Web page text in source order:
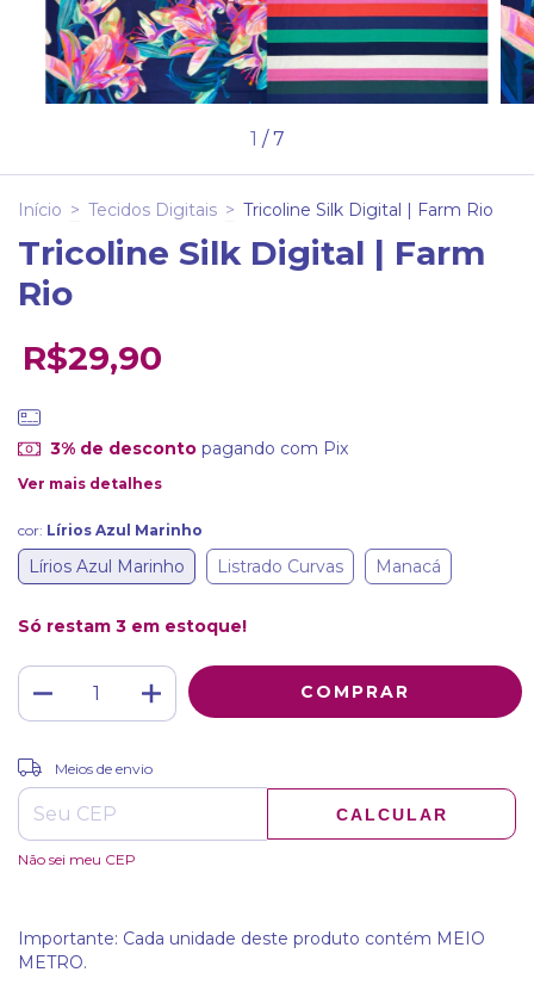
1 /7
Início > Tecidos Digitais > Tricoline Silk Digital | Farm Rio
Tricoline Silk Digital | Farm
Rio
R$29,90
3% de descontopagando com Pix
Ver mais detalhes
cor: Lírios Azul Marinho
Lírios Azul Marinho Listrado Curvas Manacá
Só restam 3 em estoque!
Entregas para o CEP:
Meios de envio
CALCULAR
Não sei meu CEP
Importante: Cada unidade deste produto contém MEIO
METRO.